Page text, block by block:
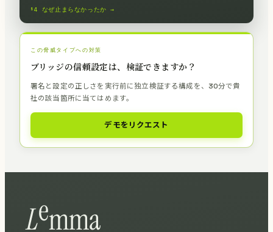
§4 なぜ止まらなかったか →
この脅威タイプへの対策
ブリッジの信頼設定は、検証できますか？
署名と設定の正しさを実行前に独立検証する構成を、30分で貴
社の該当箇所に当てはめます。
デモをリクエスト